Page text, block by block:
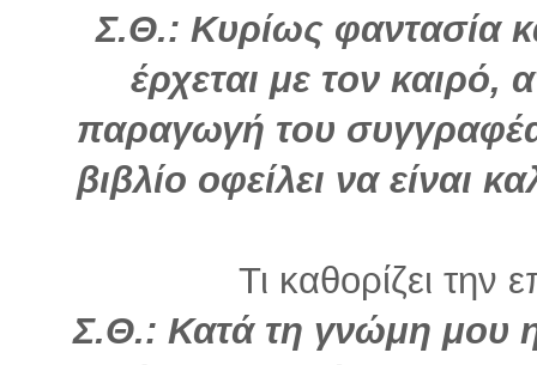
Σ.Θ.: Κυρίως φαντασία
έρχεται με τον καιρό,
παραγωγή του
βιβλίο οφείλει να είναι
Τι καθορίζει την
Σ.Θ.: Κατά τη γνώμη μου